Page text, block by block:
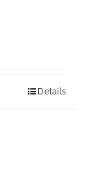
Details